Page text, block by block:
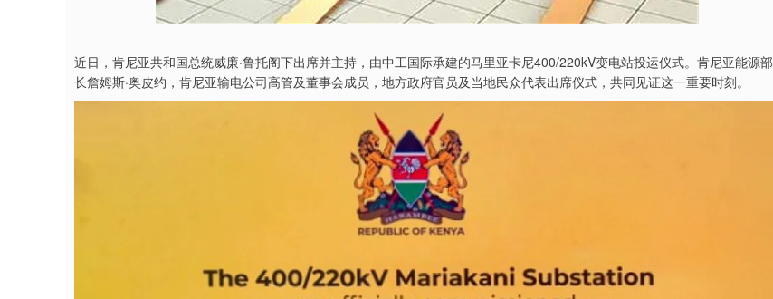
近日，肯尼亚共和国总统威廉·鲁托阁下出席并主持，由中工国际承建的马里亚卡尼400/220kV变电站投运仪式。肯尼亚能源部
长詹姆斯·奥皮约，肯尼亚输电公司高管及董事会成员，地方政府官员及当地民众代表出席仪式，共同见证这一重要时刻。